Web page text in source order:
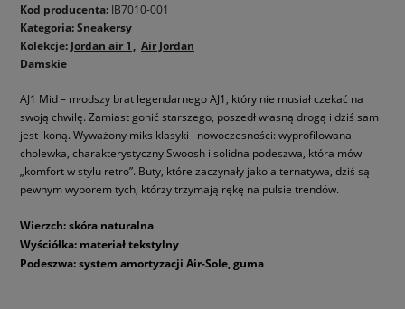
Kod producenta: IB7010-001
Kategoria:Sneakersy
Kolekcje: Jordan air 1
Air Jordan
Damskie
AJ1 Mid – młodszy brat legendarnego AJ1, który nie musiał czekać na
swoją chwilę. Zamiast gonić starszego, poszedł własną drogą i dziś sam
jest ikoną. Wyważony miks klasyki i nowoczesności: wyprofilowana
cholewka, charakterystyczny Swoosh i solidna podeszwa, która mówi
„komfort w stylu retro”. Buty, które zaczynały jako alternatywa, dziś są
pewnym wyborem tych, którzy trzymają rękę na pulsie trendów.
Wierzch: skóra naturalna
Wyściółka: materiał tekstylny
Podeszwa: system amortyzacji Air-Sole, guma